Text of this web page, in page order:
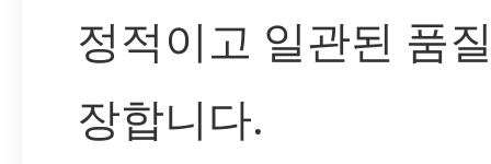
정적이고 일관된 품
장합니다.